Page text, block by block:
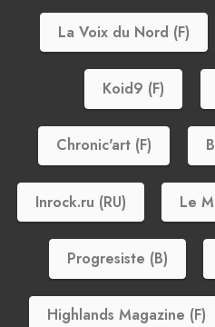
La Voix du Nord (F)
Koid9 (F)
Chronic'art (F)
Inrock.ru (RU) Le
Progresiste (B)
Highlands Magazine (F)